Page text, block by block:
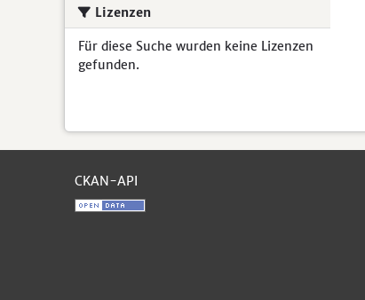
Lizenzen
Für diese Suche wurden keine Lizenzen
gefunden.
CKAN-API